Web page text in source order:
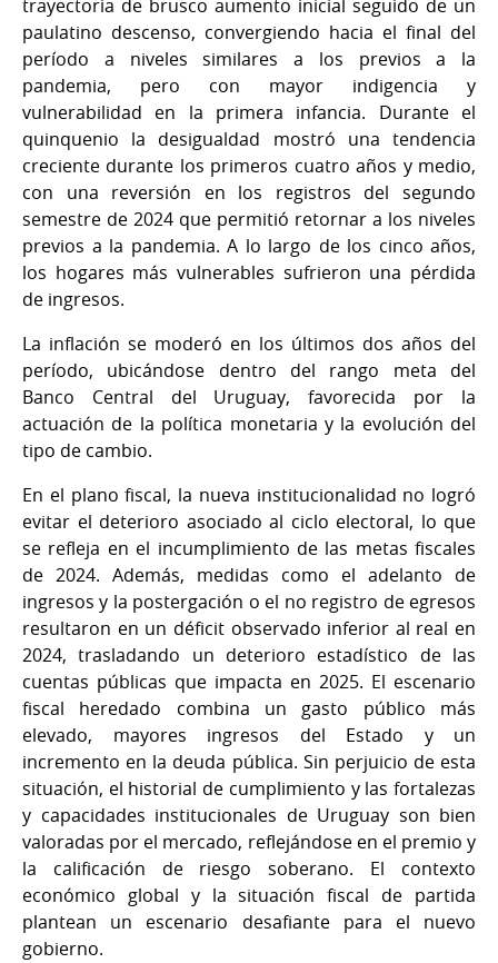
trayectoria de brusco aumento inicial seguido de un
paulatino descenso, convergiendo hacia el final del
período a niveles similares a los previos a la
pandemia, pero con mayor indigencia y
vulnerabilidad en la primera infancia. Durante el
quinquenio la desigualdad mostró una tendencia
creciente durante los primeros cuatro años y medio,
con una reversión en los registros del segundo
semestre de 2024 que permitió retornar a los niveles
previos a la pandemia. A lo largo de los cinco años,
los hogares más vulnerables sufrieron una pérdida
de ingresos.
La inflación se moderó en los últimos dos años del
período, ubicándose dentro del rango meta del
Banco Central del Uruguay, favorecida por la
actuación de la política monetaria y la evolución del
tipo de cambio.
En el plano fiscal, la nueva institucionalidad no logró
evitar el deterioro asociado al ciclo electoral, lo que
se refleja en el incumplimiento de las metas fiscales
de 2024. Además, medidas como el adelanto de
ingresos y la postergación o el no registro de egresos
resultaron en un déficit observado inferior al real en
2024, trasladando un deterioro estadístico de las
cuentas públicas que impacta en 2025. El escenario
fiscal heredado combina un gasto público más
elevado, mayores ingresos del Estado y un
incremento en la deuda pública. Sin perjuicio de esta
situación, el historial de cumplimiento y las fortalezas
y capacidades institucionales de Uruguay son bien
valoradas por el mercado, reflejándose en el premio y
la calificación de riesgo soberano. El contexto
económico global y la situación fiscal de partida
plantean un escenario desafiante para el nuevo
gobierno.